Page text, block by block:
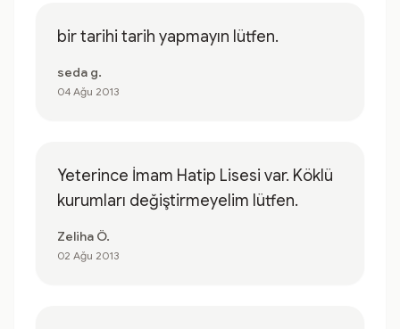
bir tarihi tarih yapmayın lütfen.
seda g.
04 Ağu 2013
Yeterince İmam Hatip Lisesi var. Köklü
kurumları değiştirmeyelim lütfen.
Zeliha Ö.
02 Ağu 2013